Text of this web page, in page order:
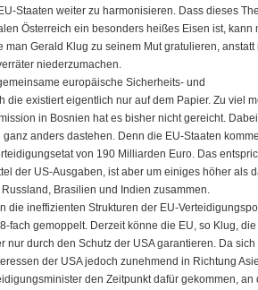
Staaten weiter zu harmonisieren. Dass dieses
Österreich ein besonders heißes Eisen ist, kann
man Gerald Klug zu seinem Mut gratulieren, anstatt
niederzumachen.
europäische Sicherheits- und
die existiert eigentlich nur auf dem Papier. Zu viel
in Bosnien hat es bisher nicht gereicht. Dabei
ganz anders dastehen. Denn die EU-Staaten
von 190 Milliarden Euro. Das
der US-Ausgaben, ist aber um einiges höher als
Brasilien und Indien zusammen.
die ineffizienten Strukturen der EU-
fach gemoppelt. Derzeit könne die EU, so Klug, die
nur durch den Schutz der USA garantieren. Da sich
der USA jedoch zunehmend in Richtung
den Zeitpunkt dafür gekommen, an